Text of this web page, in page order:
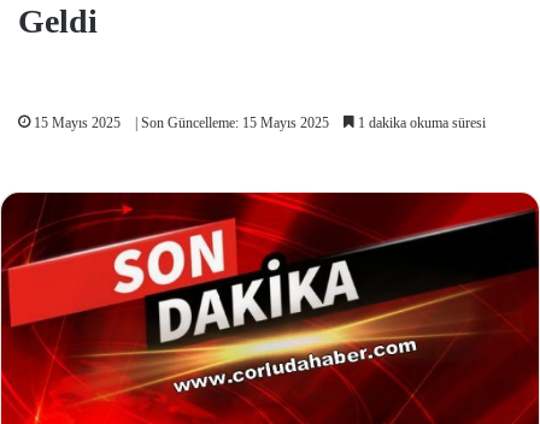
Geldi
15 Mayıs 2025 | Son Güncelleme: 15 Mayıs 2025 1 dakika okuma süresi